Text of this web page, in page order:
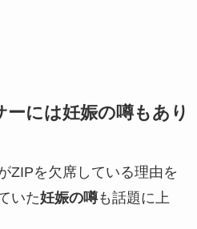
には妊娠の噂もあり
ZIPを欠席している理由を
いた妊娠の噂も話題に上